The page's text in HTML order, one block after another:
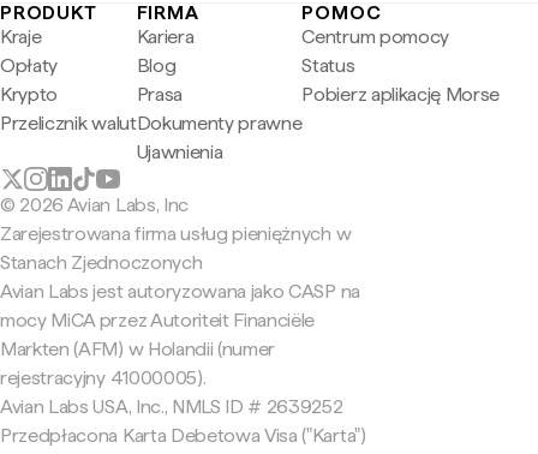
PRODUKT
Kraje
Opłaty
Krypto
Przelicznik walut
FIRMA
Kariera
Blog
Prasa
Dokumenty prawne
Ujawnienia
POMOC
Centrum pomocy
Status
Pobierz aplikację Morse
© 2026 Avian Labs, Inc
Zarejestrowana firma usług pieniężnych w
Stanach Zjednoczonych
Avian Labs jest autoryzowana jako CASP na
mocy MiCA przez Autoriteit Financiële
Markten (AFM) w Holandii (numer
rejestracyjny 41000005).
Avian Labs USA, Inc., NMLS ID # 2639252
Przedpłacona Karta Debetowa Visa ("Karta")